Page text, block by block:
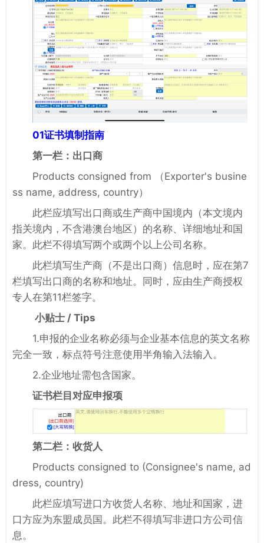
01证书填制指南
第一栏：出口商
Products consigned from （Exporter's busine
ss name, address, country）
此栏应填写出口商或生产商中国境内（本文境内
指关境内，不含港澳台地区）的名称、详细地址和国
家。此栏不得填写两个或两个以上公司名称。
此栏填写生产商（不是出口商）信息时，应在第7
栏填写出口商的名称和地址。同时，应由生产商授权
专人在第11栏签字。
小贴士 / Tips
1.申报的企业名称必须与企业基本信息的英文名称
完全一致，标点符号注意使用半角输入法输入。
2.企业地址需包含国家。
证书栏目对应申报项
第二栏：收货人
Products consigned to (Consignee's name, ad
dress, country)
此栏应填写进口方收货人名称、地址和国家，进
口方应为东盟成员国。此栏不得填写非进口方公司信
息。